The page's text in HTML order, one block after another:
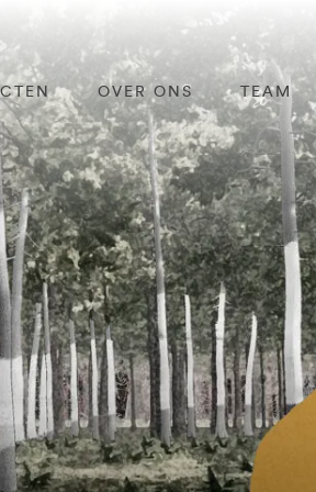
OVER ONS TEAM